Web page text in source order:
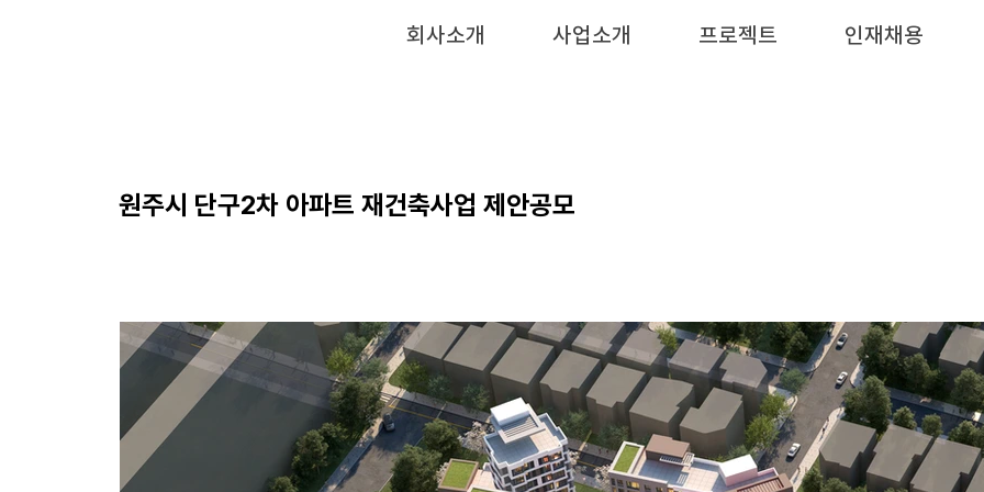
회사소개 사업소개 프로젝트 인재채용
원주시 단구2차 아파트 재건축사업 제안공모